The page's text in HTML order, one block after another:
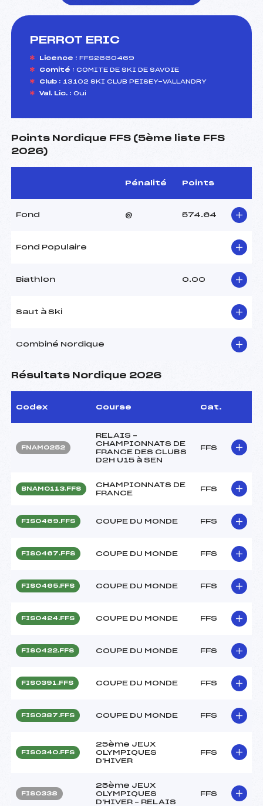
PERROT ERIC
Licence : FFS2660469
Comité : COMITE DE SKI DE SAVOIE
Club : 13102 SKI CLUB PEISEY-VALLANDRY
Val. Lic. : Oui
Points Nordique FFS (5ème liste FFS
2026)
Pénalité Points
Fond @ 574.64
Fond Populaire
Biathlon 0.00
Saut à Ski
Combiné Nordique
Résultats Nordique 2026
Codex Course Cat.
FNAM0252
RELAIS –
CHAMPIONNATS DE
FRANCE DES CLUBS
D2H U15 à SEN
FFS
BNAM0113.FFS
CHAMPIONNATS DE
FRANCE
FFS
FIS0469.FFS COUPE DU MONDE FFS
FIS0467.FFS COUPE DU MONDE FFS
FIS0465.FFS COUPE DU MONDE FFS
FIS0424.FFS COUPE DU MONDE FFS
FIS0422.FFS COUPE DU MONDE FFS
FIS0391.FFS COUPE DU MONDE FFS
FIS0387.FFS COUPE DU MONDE FFS
FIS0340.FFS
25ème JEUX
OLYMPIQUES
D'HIVER
FFS
FIS0338
25ème JEUX
OLYMPIQUES
D'HIVER – RELAIS
FFS